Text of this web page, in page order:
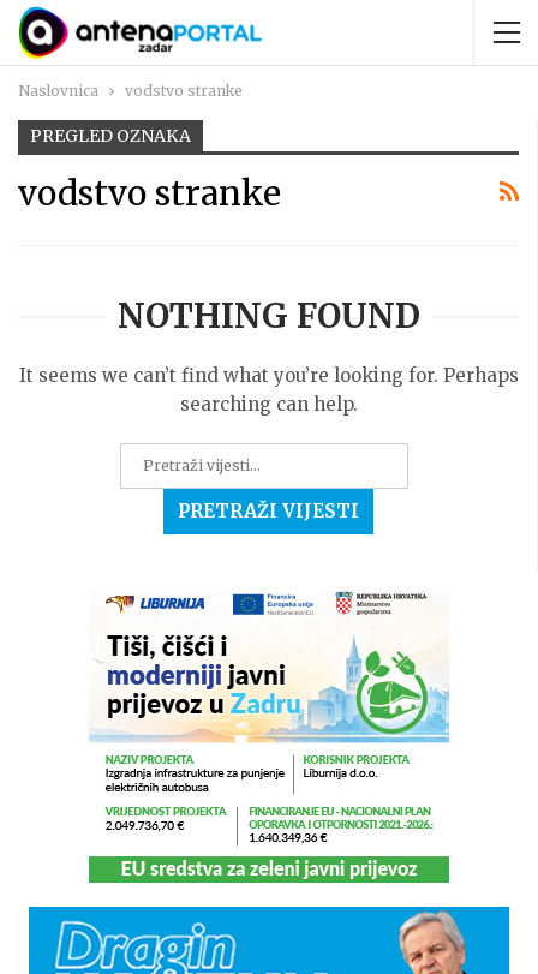
Naslovnica vodstvo stranke
PREGLED OZNAKA
vodstvo stranke
NOTHING FOUND
It seems we can’t find what you’re looking for. Perhaps
searching can help.